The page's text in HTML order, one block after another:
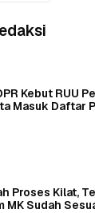
Kebut RUU
Masuk Daftar
Proses Kilat,
MK Sudah